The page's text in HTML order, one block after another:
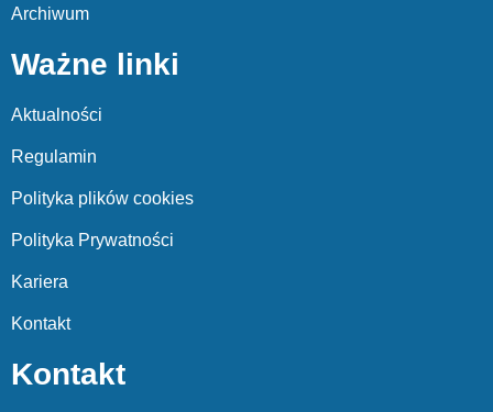
Archiwum
Ważne linki
Aktualności
Regulamin
Polityka plików cookies
Polityka Prywatności
Kariera
Kontakt
Kontakt